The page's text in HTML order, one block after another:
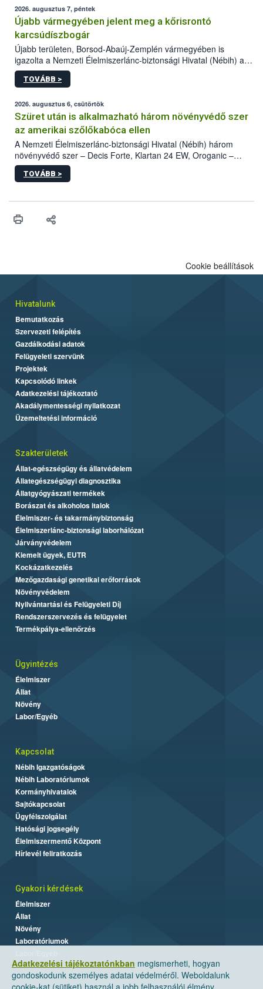
2026. augusztus 7, péntek
Újabb vármegyében jelent meg a kőrisrontó
karcsúdíszbogár
Újabb területen, Borsod-Abaúj-Zemplén vármegyében is
igazolta a Nemzeti Élelmiszerlánc-biztonsági Hivatal (Nébih) a
kőrisrontó karcsúdíszbogár (Agrilus planipennis) jelenlétét. A
kártevőt nem csak színcsapdában találták meg, de már fertőzött
az intenzív felderítést, emellett az intézkedéseket a szlovák
hatósággal is összehangolják a terjedés megállítása érdekében.
TOVÁBB >
2026. augusztus 6, csütörtök
Szüret után is alkalmazható három növényvédő szer
az amerikai szőlőkabóca ellen
A Nemzeti Élelmiszerlánc-biztonsági Hivatal (Nébih) három
növényvédő szer – Decis Forte, Klartan 24 EW, Oroganic –
engedélyokiratát módosította, így azok a szüretet követően,
egészen a vesszőérettség (BBCH 91) stádiumáig
érésű szőlőkben is legyen lehetőség a károsító elleni további
felhasználók számára is elérhető és ökológiai termesztésben is
TOVÁBB >
Adatkezelési tájékoztatónkban megismerheti, hogyan
gondoskodunk személyes adatai védelméről. Weboldalunk
cookie-kat (sütiket) használ a jobb felhasználói élmény
Cookie beállítások
Hivatalunk
Bemutatkozás
Szervezeti felépítés
Gazdálkodási adatok
Felügyeleti szervünk
Projektek
Kapcsolódó linkek
Adatkezelési tájékoztató
Akadálymentességi nyilatkozat
Üzemeltetési információ
Szakterületek
Állat-egészségügy és állatvédelem
Állategészségügyi diagnosztika
Állatgyógyászati termékek
Borászat és alkoholos italok
Élelmiszer- és takarmánybiztonság
Élelmiszerlánc-biztonsági laborhálózat
Járványvédelem
Kiemelt ügyek, EUTR
Kockázatkezelés
Mezőgazdasági genetikai erőforrások
Növényvédelem
Nyilvántartási és Felügyeleti Díj
Rendszerszervezés és felügyelet
Termékpálya-ellenőrzés
Ügyintézés
Élelmiszer
Állat
Növény
Labor/Egyéb
Kapcsolat
Nébih Igazgatóságok
Nébih Laboratóriumok
Kormányhivatalok
Sajtókapcsolat
Ügyfélszolgálat
Hatósági jogsegély
Élelmiszermentő Központ
Hírlevél feliratkozás
Gyakori kérdések
Élelmiszer
Állat
Növény
Laboratóriumok